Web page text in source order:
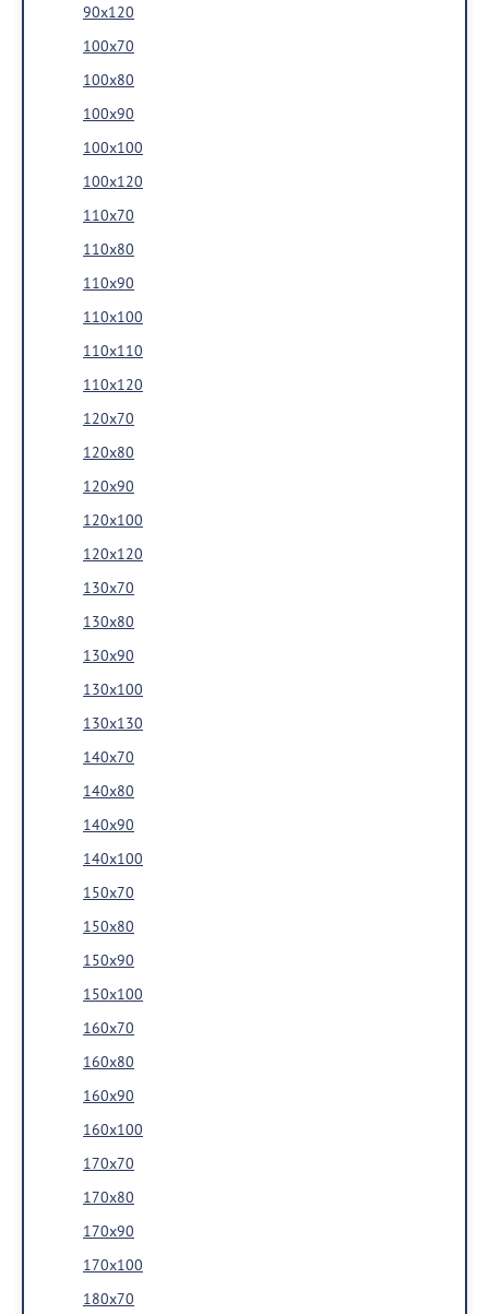
90x120
100x70
100x80
100x90
100x100
100х120
110x70
110x80
110x90
110x100
110x110
110x120
120x70
120x80
120x90
120x100
120x120
130x70
130x80
130x90
130x100
130x130
140x70
140x80
140x90
140x100
150x70
150x80
150x90
150x100
160x70
160x80
160x90
160x100
170x70
170x80
170x90
170x100
180x70